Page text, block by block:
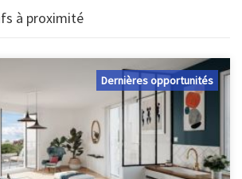
à proximité
Dernières opportunités